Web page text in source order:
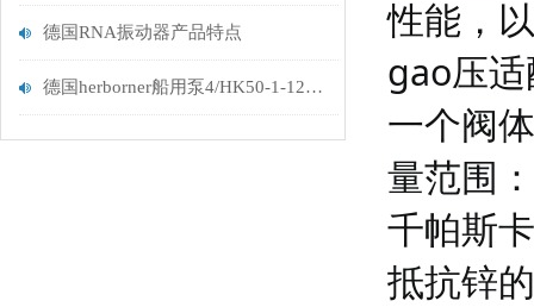
德国RNA振动器产品特点
德国herborner船用泵4/HK50-1-120-F-W1
性能，
gao压
一个阀
量范围：
千帕斯
抵抗锌